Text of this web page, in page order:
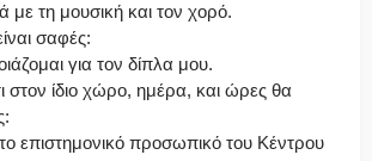
με τη μουσική και τον χορό.
σαφές:
για τον δίπλα μου.
στον ίδιο χώρο, ημέρα, και ώρες θα
επιστημονικό προσωπικό του Κέντρου